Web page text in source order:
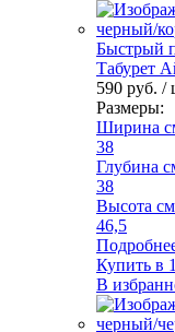
Быстрый
Табурет
590 руб. /
Размеры:
Ширина
38
Глубина
38
Высота
46,5
Купить в
В